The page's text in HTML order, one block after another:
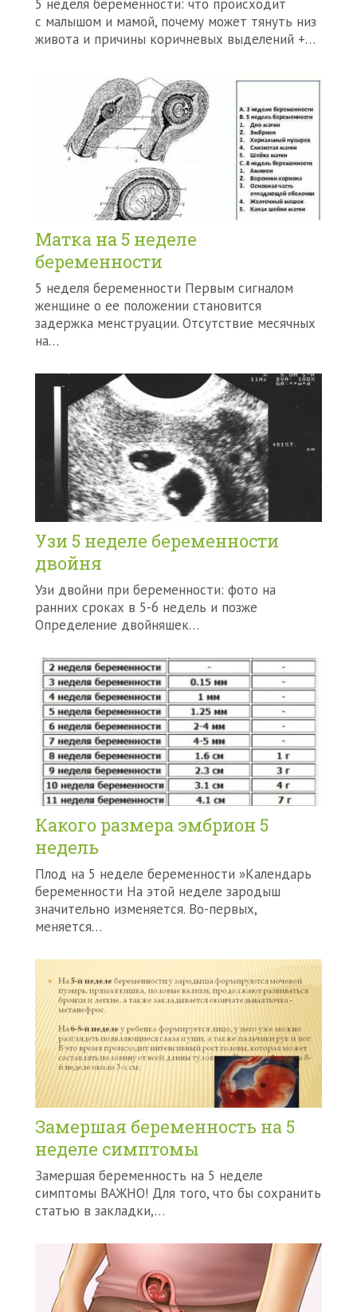
5 неделя беременности: что происходит
с малышом и мамой, почему может тянуть низ
живота и причины коричневых выделений +…
Матка на 5 неделе
беременности
5 неделя беременности Первым сигналом
женщине о ее положении становится
задержка менструации. Отсутствие месячных
на…
Узи 5 неделе беременности
двойня
Узи двойни при беременности: фото на
ранних сроках в 5-6 недель и позже
Определение двойняшек…
Какого размера эмбрион 5
недель
Плод на 5 неделе беременности »Календарь
беременности На этой неделе зародыш
значительно изменяется. Во-первых,
меняется…
Замершая беременность на 5
неделе симптомы
Замершая беременность на 5 неделе
симптомы ВАЖНО! Для того, что бы сохранить
статью в закладки,…